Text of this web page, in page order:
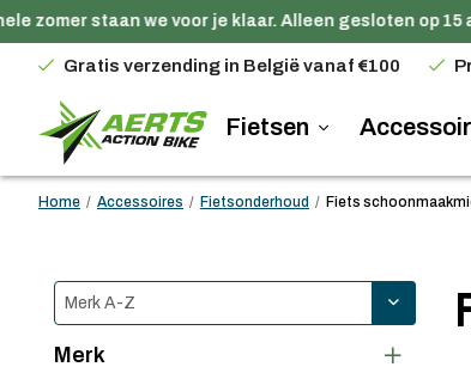
zomer staan we voor je klaar. Alleen gesloten op 15
Gratis verzending in België vanaf €100
Fietsen
Home / Accessoires / Fietsonderhoud / Fiets
Merk